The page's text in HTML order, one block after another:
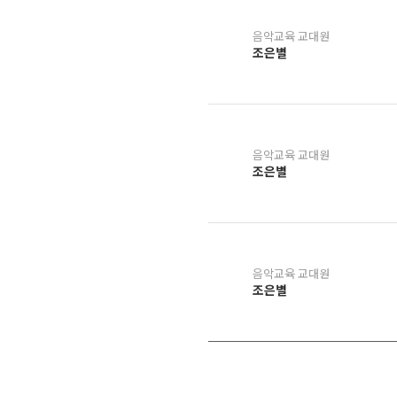
음악교육 교대원
조은별
음악교육 교대원
조은별
음악교육 교대원
조은별